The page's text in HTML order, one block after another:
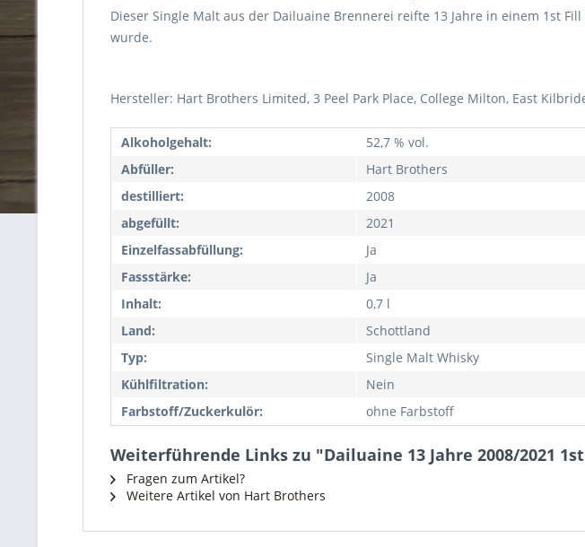
Dieser Single Malt aus der Dailuaine Brennerei reifte 13 Jahre in einem 1st
wurde.
Hersteller: Hart Brothers Limited, 3 Peel Park Place, College Milton, East
Alkoholgehalt:
52,7 % vol.
Abfüller:
Hart Brothers
destilliert:
2008
abgefüllt:
2021
Einzelfassabfüllung:
Ja
Fassstärke:
Ja
Inhalt:
0,7 l
Land:
Schottland
Typ:
Single Malt Whisky
Kühlfiltration:
Nein
Farbstoff/Zuckerkulör:
ohne Farbstoff
Weiterführende Links zu "Dailuaine 13 Jahre 2008/2021
Fragen zum Artikel?
Weitere Artikel von Hart Brothers